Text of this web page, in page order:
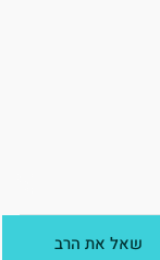
שאל את הרב